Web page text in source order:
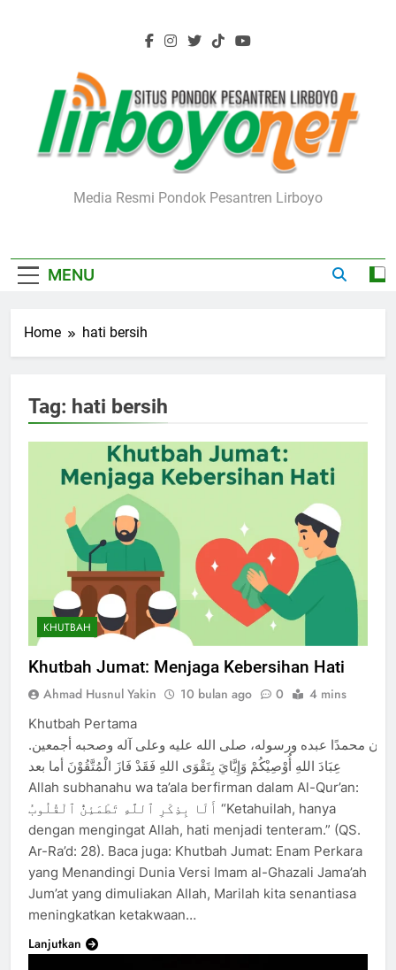
Lirboyo.net
Media Resmi Pondok Pesantren Lirboyo
MENU
Home hati bersih
Tag: hati bersih
KHUTBAH
Khutbah Jumat: Menjaga Kebersihan Hati
Ahmad Husnul Yakin 10 bulan ago 0 4 mins
Khutbah Pertama
أن محمدًا عبده ورسوله، صلى الله عليه وعلى آله وصحبه أجمعين.
عِبَادَ اللهِ أُوْصِيْكُمْ وَإِيَّايَ بِتَقْوَى اللهِ فَقَدْ فَازَ الْمُتَّقُوْنَ أما بعد
Allah subhanahu wa ta’ala berfirman dalam Al-Qur’an:
أَلَا بِذِكْرِ ٱللَّهِ تَطْمَئِنُّ ٱلْقُلُوبُ “Ketahuilah, hanya
dengan mengingat Allah, hati menjadi tenteram.” (QS.
Ar-Ra’d: 28). Baca juga: Khutbah Jumat: Enam Perkara
yang Menandingi Dunia Versi Imam al-Ghazali Jama’ah
Jum’at yang dimuliakan Allah, Marilah kita senantiasa
meningkatkan ketakwaan…
Lanjutkan